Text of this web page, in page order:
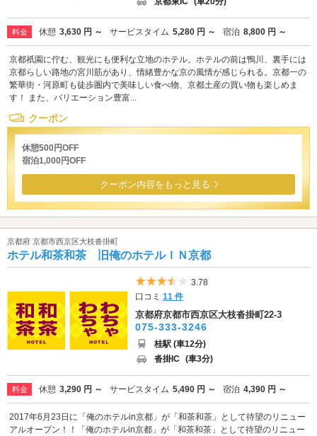
料金 休憩 3,630 円 ～ サービスタイム 5,280 円 ～ 宿泊 8,800 円 ～
京都祇園に佇む、観光にも便利な立地のホテル。ホテルの前は鴨川、裏手には
京都らしい路地の宮川筋があり、情緒豊かな京の風情が感じられる。京都一の
繁華街・河原町も徒歩圏内で美味しい食べ物、京都土産の買い物も楽しめま
す！ また、バリエーション豊富...
クーポン
休憩500円OFF
宿泊1,000円OFF
クーポン内容をもっと見る
京都府 京都市西京区大枝沓掛町
ホテル和茶和茶 旧俺のホテルＩＮ京都
5つ星のうち3.5
3.78
口コミ11 件
京都府京都市西京区大枝沓掛町22-3
075-333-3246
桂駅 (車12分)
沓掛IC (車3分)
料金 休憩 3,290 円 ～ サービスタイム 5,490 円 ～ 宿泊 4,390 円 ～
2017年6月23日に「俺のホテルin京都」が「和茶和茶」として待望のリニュー
アルオープン！！「俺のホテルin京都」が「和茶和茶」として待望のリニュー